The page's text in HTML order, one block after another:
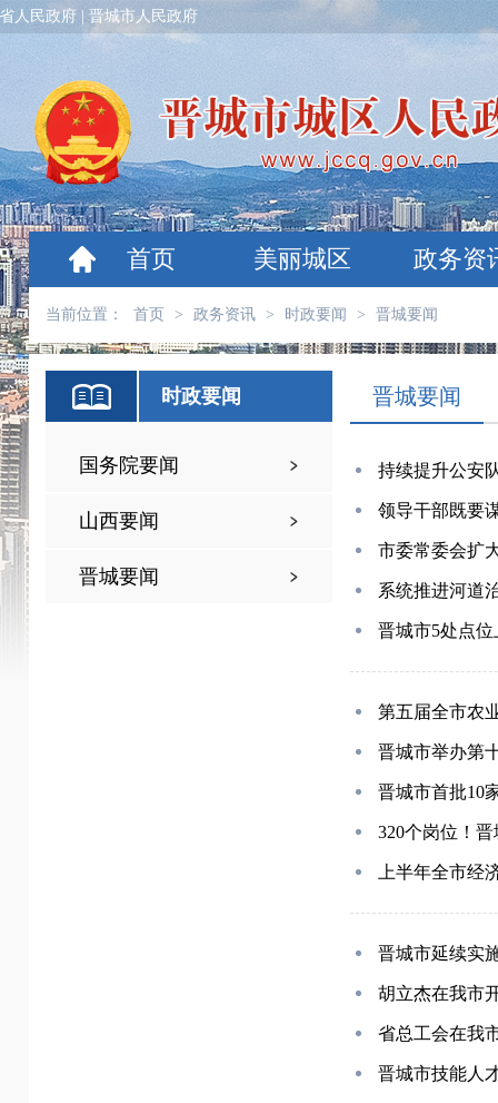
人民政府 晋城市人民政府
首页 美丽城区 政务资
当前位置： 首页 > 政务资讯 > 时政要闻 > 晋城要闻
时政要闻
国务院要闻
山西要闻
晋城要闻
晋城要闻
持续提升公安
领导干部既要
市委常委会扩
系统推进河道
晋城市5处点
第五届全市农
晋城市举办第
晋城市首批10
320个岗位！
上半年全市经
晋城市延续实
胡立杰在我市
省总工会在我
晋城市技能人